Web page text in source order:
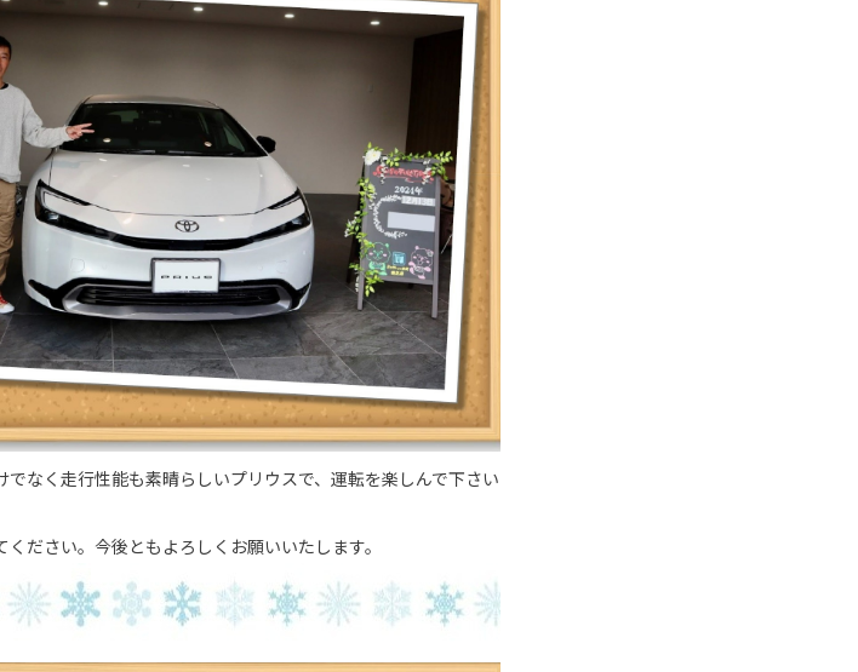
なく走行性能も素晴らしいプリウスで、運転を楽しんで下さい
ださい。今後ともよろしくお願いいたします。